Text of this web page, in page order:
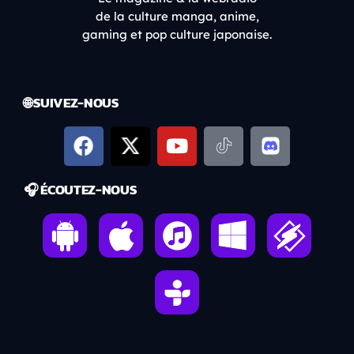
de la culture manga, anime,
gaming et pop culture japonaise.
🌐 SUIVEZ-NOUS
🎧 ÉCOUTEZ-NOUS